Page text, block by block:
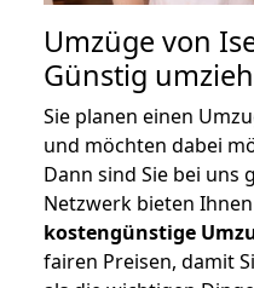
Umzüge von
Günstig
Sie planen einen
und möchten dabei
Dann sind Sie bei uns
Netzwerk bieten Ihnen
kostengünstige
fairen Preisen, damit